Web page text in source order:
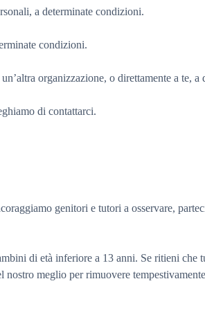
a determinate condizioni.
condizioni.
organizzazione, o direttamente a te, a
di contattarci.
genitori e tutori a osservare,
di età inferiore a 13 anni. Se ritieni
meglio per rimuovere